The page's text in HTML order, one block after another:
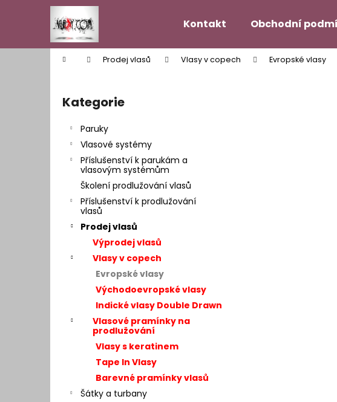
Kontakt Obchodní
Domů Prodej vlasů Vlasy v copech Evropské vlasy
Přeskočit
kategorie
Kategorie
Paruky
Vlasové systémy
Příslušenství k parukám a
vlasovým systémům
Školení prodlužování vlasů
Příslušenství k prodlužování
vlasů
Prodej vlasů
Výprodej vlasů
Vlasy v copech
Evropské vlasy
Východoevropské vlasy
Indické vlasy Double Drawn
Vlasové pramínky na
prodlužování
Vlasy s keratinem
Tape In Vlasy
Barevné pramínky vlasů
Šátky a turbany
í
Zpět
do
Zpět
do
Co
VLASOVÝ SYSTÉM MODEL HOLLYWOOD
– INTEGRACE VLASŮ 25 × 20 CM
7 400 Kč
Původně: 9 990 Kč